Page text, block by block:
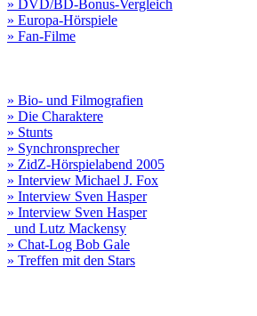
» DVD/BD-Bonus-Vergleich
» Europa-Hörspiele
» Fan-Filme
» Bio- und Filmografien
» Die Charaktere
» Stunts
» Synchronsprecher
» ZidZ-Hörspielabend 2005
» Interview Michael J. Fox
» Interview Sven Hasper
» Interview Sven Hasper
und Lutz Mackensy
» Chat-Log Bob Gale
» Treffen mit den Stars